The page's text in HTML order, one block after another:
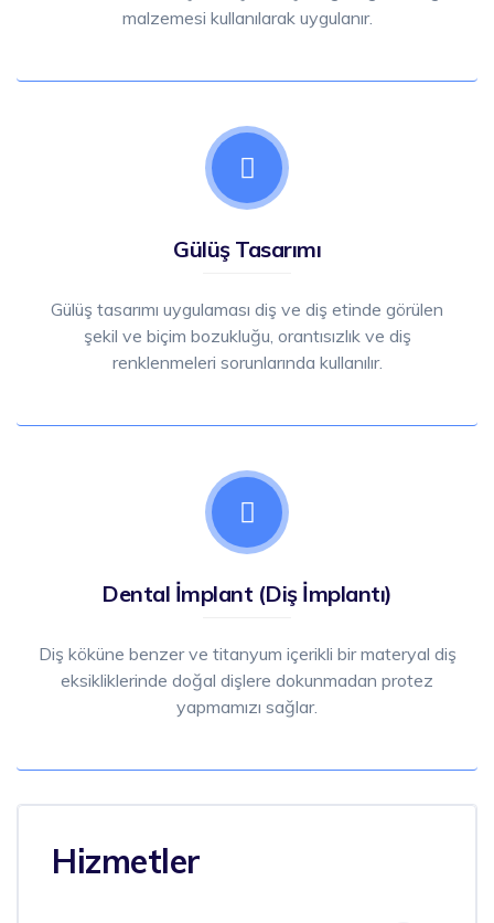
malzemesi kullanılarak uygulanır.
Gülüş Tasarımı
Gülüş tasarımı uygulaması diş ve diş etinde görülen
şekil ve biçim bozukluğu, orantısızlık ve diş
renklenmeleri sorunlarında kullanılır.
Dental İmplant (Diş İmplantı)
Diş köküne benzer ve titanyum içerikli bir materyal diş
eksikliklerinde doğal dişlere dokunmadan protez
yapmamızı sağlar.
Hizmetler